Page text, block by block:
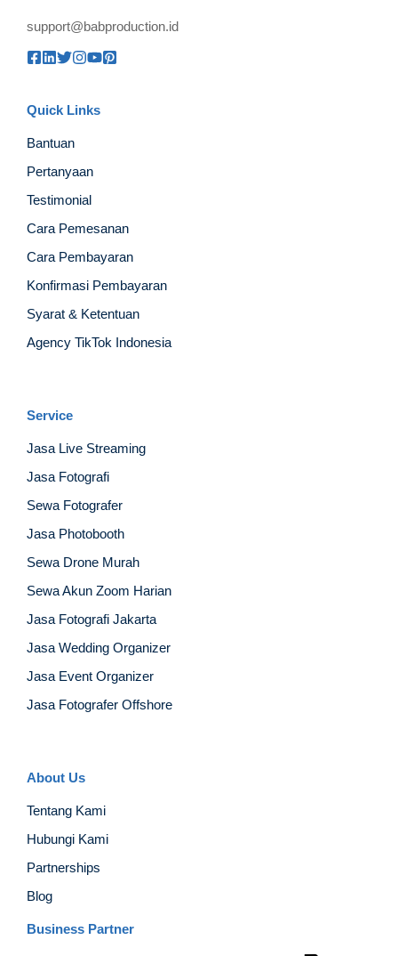
support@babproduction.id
Quick Links
Bantuan
Pertanyaan
Testimonial
Cara Pemesanan
Cara Pembayaran
Konfirmasi Pembayaran
Syarat & Ketentuan
Agency TikTok Indonesia
Service
Jasa Live Streaming
Jasa Fotografi
Sewa Fotografer
Jasa Photobooth
Sewa Drone Murah
Sewa Akun Zoom Harian
Jasa Fotografi Jakarta
Jasa Wedding Organizer
Jasa Event Organizer
Jasa Fotografer Offshore
About Us
Tentang Kami
Hubungi Kami
Partnerships
Blog
Business Partner